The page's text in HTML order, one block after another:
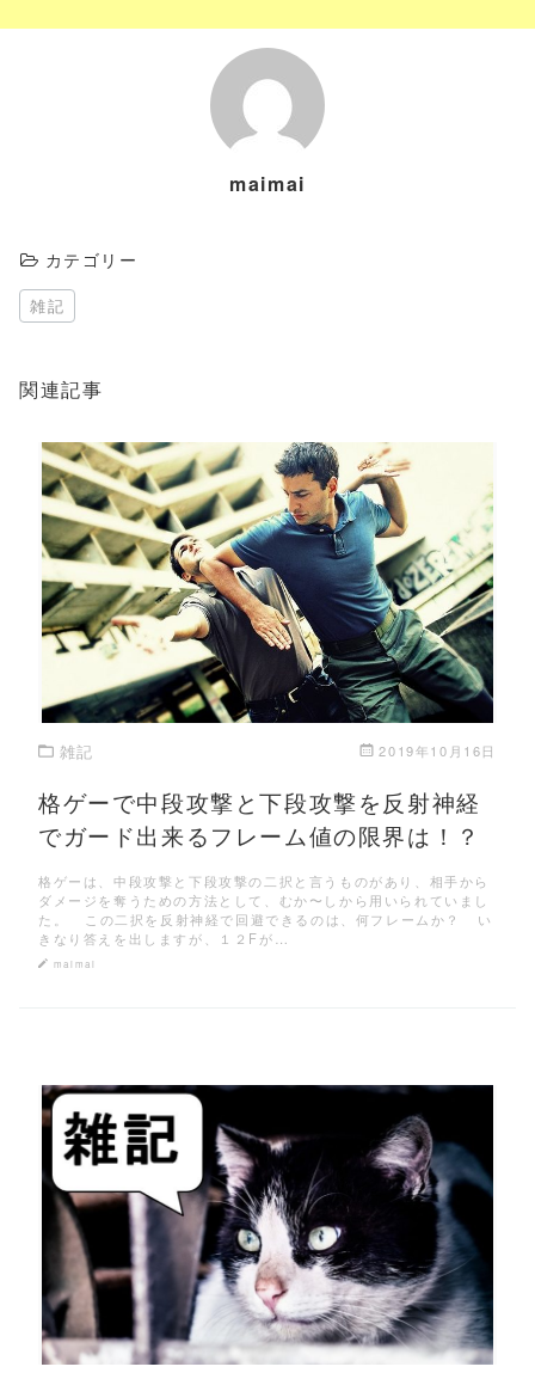
maimai
カテゴリー
雑記
関連記事
この記事を読む
雑記 2019年10月16日
格ゲーで中段攻撃と下段攻撃を反射神経
でガード出来るフレーム値の限界は！？
格ゲーは、中段攻撃と下段攻撃の二択と言うものがあり、相手から
ダメージを奪うための方法として、むか〜しから用いられていまし
た。 この二択を反射神経で回避できるのは、何フレームか？ い
きなり答えを出しますが、１２Fが…
maimai
この記事を読む